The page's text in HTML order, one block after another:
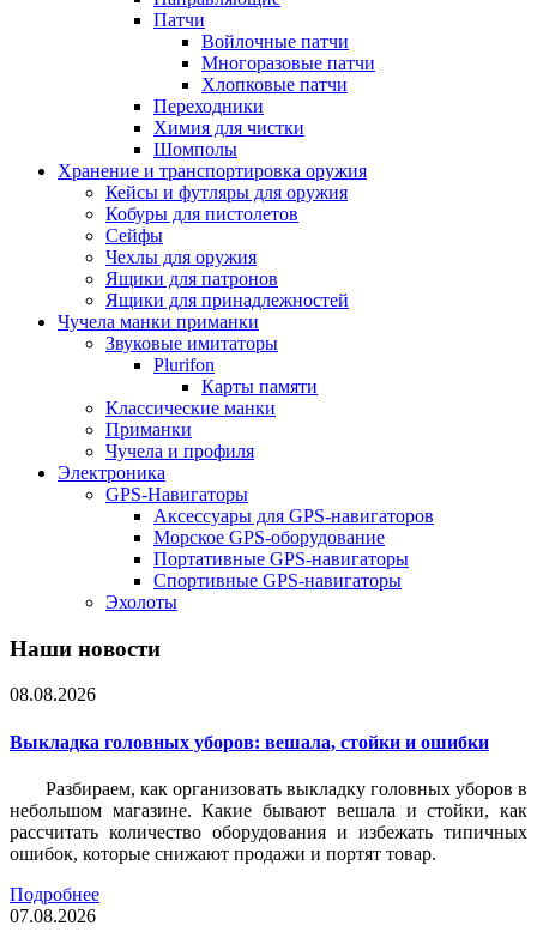
Патчи
Войлочные патчи
Многоразовые патчи
Хлопковые патчи
Переходники
Химия для чистки
Шомполы
Хранение и транспортировка оружия
Кейсы и футляры для оружия
Кобуры для пистолетов
Сейфы
Чехлы для оружия
Ящики для патронов
Ящики для принадлежностей
Чучела манки приманки
Звуковые имитаторы
Plurifon
Карты памяти
Классические манки
Приманки
Чучела и профиля
Электроника
GPS-Навигаторы
Аксессуары для GPS-навигаторов
Морское GPS-оборудование
Портативные GPS-навигаторы
Спортивные GPS-навигаторы
Эхолоты
Наши новости
08.08.2026
Выкладка головных уборов: вешала, стойки и ошибки
Разбираем, как организовать выкладку головных уборов в
небольшом магазине. Какие бывают вешала и стойки, как
рассчитать количество оборудования и избежать типичных
ошибок, которые снижают продажи и портят товар.
Подробнее
07.08.2026